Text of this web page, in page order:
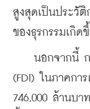
สูงสุดเป็นประวัติ
ของธุรกรรมเกิด
นอกจากนี้ กา
(FDI) ในภาคกา
746,000 ล้านบา